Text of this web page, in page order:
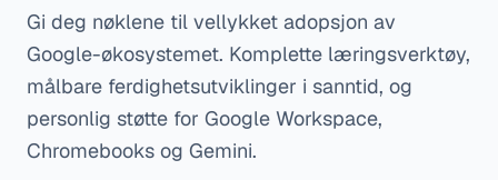
Gi deg nøklene til vellykket adopsjon av
Google-økosystemet. Komplette læringsverktøy,
målbare ferdighetsutviklinger i sanntid, og
personlig støtte for Google Workspace,
Chromebooks og Gemini.